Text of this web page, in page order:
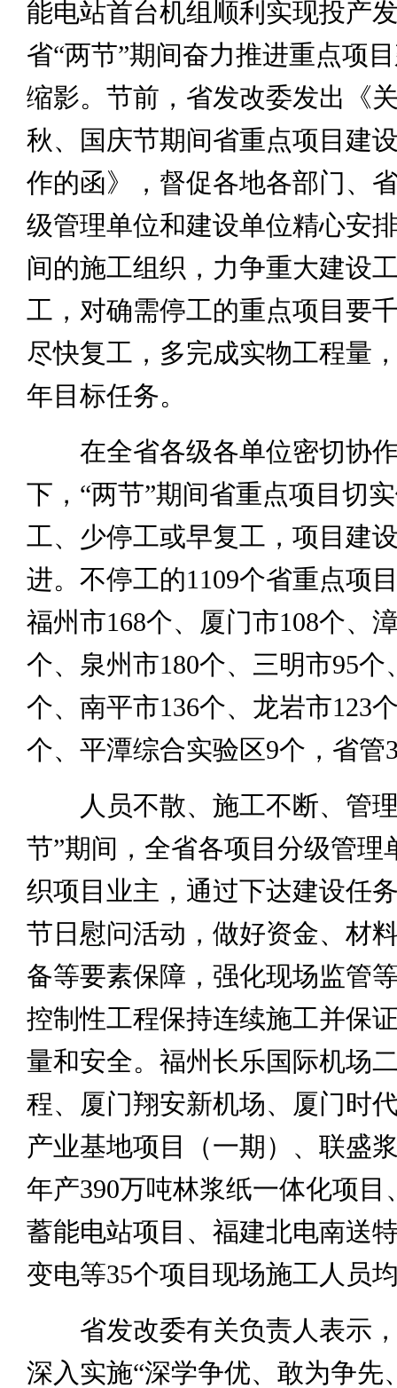
能电站首台机组顺利实现投产
省“两节”期间奋力推进重点项
缩影。节前，省发改委发出《
秋、国庆节期间省重点项目建
作的函》，督促各地各部门、
级管理单位和建设单位精心安
间的施工组织，力争重大建设
工，对确需停工的重点项目要
尽快复工，多完成实物工程量
年目标任务。
在全省各级各单位密切协作
下，“两节”期间省重点项目切
工、少停工或早复工，项目建
进。不停工的1109个省重点项
福州市168个、厦门市108个、
个、泉州市180个、三明市95个
个、南平市136个、龙岩市123
个、平潭综合实验区9个，省管
人员不散、施工不断、管理
节”期间，全省各项目分级管理
织项目业主，通过下达建设任
节日慰问活动，做好资金、材
备等要素保障，强化现场监管
控制性工程保持连续施工并保
量和安全。福州长乐国际机场
程、厦门翔安新机场、厦门时
产业基地项目（一期）、联盛
年产390万吨林浆纸一体化项目
蓄能电站项目、福建北电南送
变电等35个项目现场施工人员
省发改委有关负责人表示，
深入实施“深学争优、敢为争先